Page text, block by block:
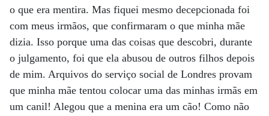
o que era mentira. Mas fiquei mesmo decepcionada foi
com meus irmãos, que confirmaram o que minha mãe
dizia. Isso porque uma das coisas que descobri, durante
o julgamento, foi que ela abusou de outros filhos depois
de mim. Arquivos do serviço social de Londres provam
que minha mãe tentou colocar uma das minhas irmãs em
um canil! Alegou que a menina era um cão! Como não